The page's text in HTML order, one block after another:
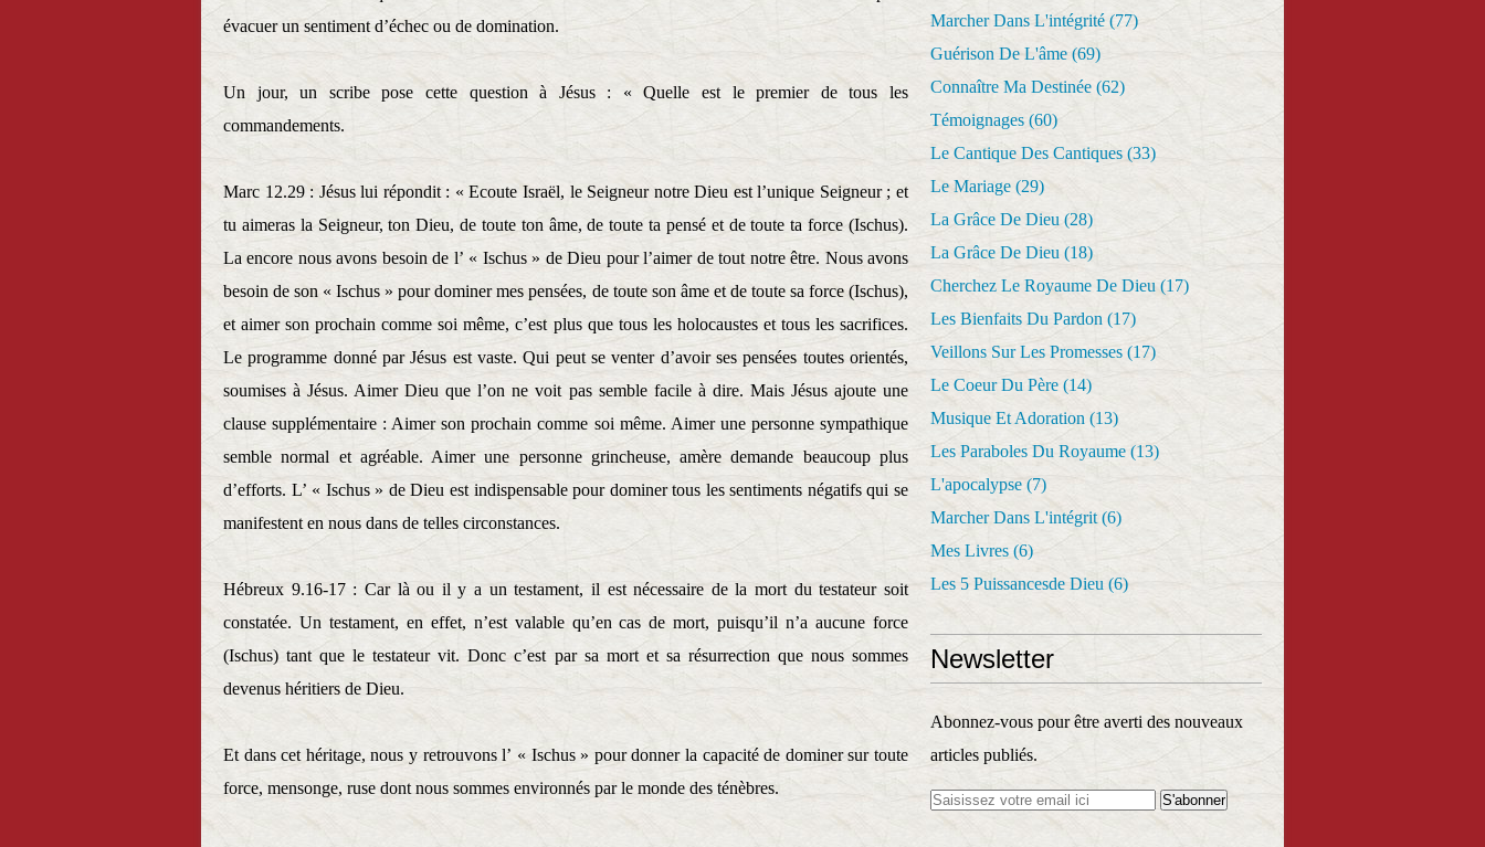
évacuer un sentiment d’échec ou de domination.
Un jour, un scribe pose cette question à Jésus : « Quelle est le premier de tous les
commandements.
Marc 12.29 : Jésus lui répondit : « Ecoute Israël, le Seigneur notre Dieu est l’unique Seigneur ; et
tu aimeras la Seigneur, ton Dieu, de toute ton âme, de toute ta pensé et de toute ta force (Ischus).
La encore nous avons besoin de l’ « Ischus » de Dieu pour l’aimer de tout notre être. Nous avons
besoin de son « Ischus » pour dominer mes pensées, de toute son âme et de toute sa force (Ischus),
et aimer son prochain comme soi même, c’est plus que tous les holocaustes et tous les sacrifices.
Le programme donné par Jésus est vaste. Qui peut se venter d’avoir ses pensées toutes orientés,
soumises à Jésus. Aimer Dieu que l’on ne voit pas semble facile à dire. Mais Jésus ajoute une
clause supplémentaire : Aimer son prochain comme soi même. Aimer une personne sympathique
semble normal et agréable. Aimer une personne grincheuse, amère demande beaucoup plus
d’efforts. L’ « Ischus » de Dieu est indispensable pour dominer tous les sentiments négatifs qui se
manifestent en nous dans de telles circonstances.
Hébreux 9.16-17 : Car là ou il y a un testament, il est nécessaire de la mort du testateur soit
constatée. Un testament, en effet, n’est valable qu’en cas de mort, puisqu’il n’a aucune force
(Ischus) tant que le testateur vit. Donc c’est par sa mort et sa résurrection que nous sommes
devenus héritiers de Dieu.
Et dans cet héritage, nous y retrouvons l’ « Ischus » pour donner la capacité de dominer sur toute
force, mensonge, ruse dont nous sommes environnés par le monde des ténèbres.
Marcher Dans L'intégrité (77)
Guérison De L'âme (69)
Connaître Ma Destinée (62)
Témoignages (60)
Le Cantique Des Cantiques (33)
Le Mariage (29)
La Grâce De Dieu (28)
La Grâce De Dieu (18)
Cherchez Le Royaume De Dieu (17)
Les Bienfaits Du Pardon (17)
Veillons Sur Les Promesses (17)
Le Coeur Du Père (14)
Musique Et Adoration (13)
Les Paraboles Du Royaume (13)
L'apocalypse (7)
Marcher Dans L'intégrit (6)
Mes Livres (6)
Les 5 Puissancesde Dieu (6)
Newsletter
Abonnez-vous pour être averti des nouveaux
articles publiés.